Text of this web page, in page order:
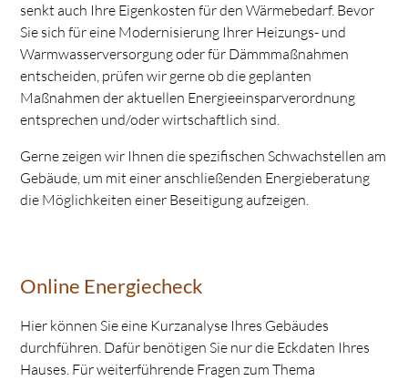
senkt auch Ihre Eigenkosten für den Wärmebedarf. Bevor
Sie sich für eine Modernisierung Ihrer Heizungs- und
Warmwasserversorgung oder für Dämmmaßnahmen
entscheiden, prüfen wir gerne ob die geplanten
Maßnahmen der aktuellen Energieeinsparverordnung
entsprechen und/oder wirtschaftlich sind.
Gerne zeigen wir Ihnen die spezifischen Schwachstellen am
Gebäude, um mit einer anschließenden Energieberatung
die Möglichkeiten einer Beseitigung aufzeigen.
Online Energiecheck
Hier können Sie eine Kurzanalyse Ihres Gebäudes
durchführen. Dafür benötigen Sie nur die Eckdaten Ihres
Hauses. Für weiterführende Fragen zum Thema